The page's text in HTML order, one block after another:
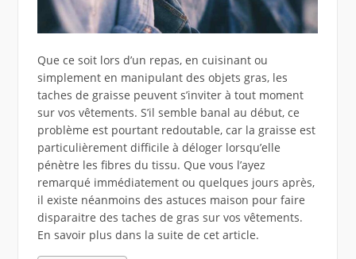
Que ce soit lors d’un repas, en cuisinant ou
simplement en manipulant des objets gras, les
taches de graisse peuvent s’inviter à tout moment
sur vos vêtements. S’il semble banal au début, ce
problème est pourtant redoutable, car la graisse est
particulièrement difficile à déloger lorsqu’elle
pénètre les fibres du tissu. Que vous l’ayez
remarqué immédiatement ou quelques jours après,
il existe néanmoins des astuces maison pour faire
disparaitre des taches de gras sur vos vêtements.
En savoir plus dans la suite de cet article.